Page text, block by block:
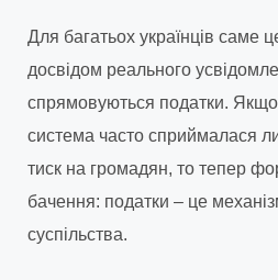
Для багатьох українців саме
досвідом реального
спрямовуються податки.
система часто сприймалася
тиск на громадян, то тепер
бачення: податки – це
суспільства.